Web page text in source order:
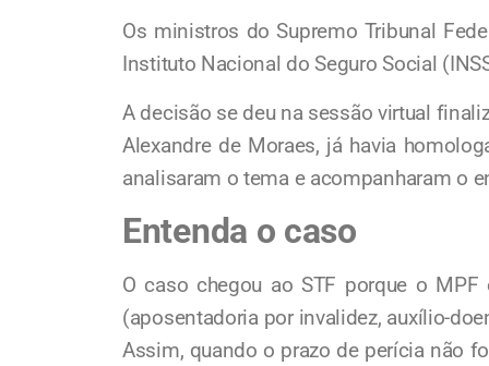
Os ministros do Supremo Tribunal
Instituto Nacional do Seguro Social
A decisão se deu na sessão virtual
Alexandre de Moraes, já havia
analisaram o tema e acompanharam o
Entenda o caso
O caso chegou ao STF porque o
(aposentadoria por invalidez, auxílio-
Assim, quando o prazo de perícia não